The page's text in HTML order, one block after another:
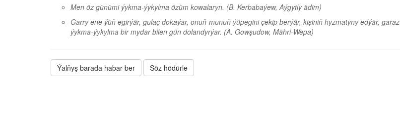
Men öz günümi ýykma-ýykylma özüm kowalaryn. (B. Kerbabaýew, Aýgytly ädim)
Garry ene ýüň egirýär, gulaç dokaýar, onuň-munuň ýüpegini çekip berýär, kişiniň hyzmatyny edýär, garaz
ýykma-ýykylma bir mydar bilen gün dolandyrýar. (A. Gowşudow, Mähri-Wepa)
Ýalňyş barada habar ber Söz hödürle